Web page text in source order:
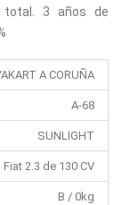
total. 3 años de
A CORUÑA
A-68
SUNLIGHT
Fiat 2.3 de 130 CV
B / 0kg